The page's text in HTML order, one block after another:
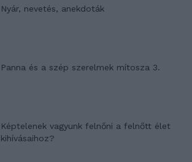
Nyár, nevetés, anekdoták
Panna és a szép szerelmek mítosza 3.
Képtelenek vagyunk felnőni a felnőtt élet
kihívásaihoz?